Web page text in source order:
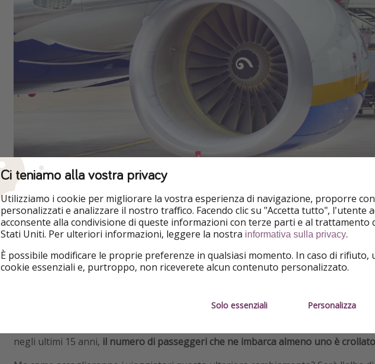
Infatti, O'Leary spiega che l'aumento dei costi del bagaglio in stiva sarebbe una
a risparmiare moltissimo sul personale addetto ai bagagli,dal check-in agli
scarico etc,permettendo al contempo ai viaggiatori di godere di un'esperienza di
Nonostante l'idea possa sembrare controintuiva, in realtà è stato evidenziato
negli ultimi 15 anni, il numero di passeggeri che ne imbarca almeno uno è
Ci teniamo alla vostra privacy
Utilizziamo i cookie per migliorare la vostra esperienza di navigazione, proporre
personalizzati e analizzare il nostro traffico. Facendo clic su "Accetta tutto", l'utente
acconsente alla condivisione di queste informazioni con terze parti e al trattamento
Stati Uniti. Per ulteriori informazioni, leggere la nostra informativa sulla privacy.
È possibile modificare le proprie preferenze in qualsiasi momento. In caso di rifiuto,
cookie essenziali e, purtroppo, non riceverete alcun contenuto personalizzato.
Solo essenziali Personalizza